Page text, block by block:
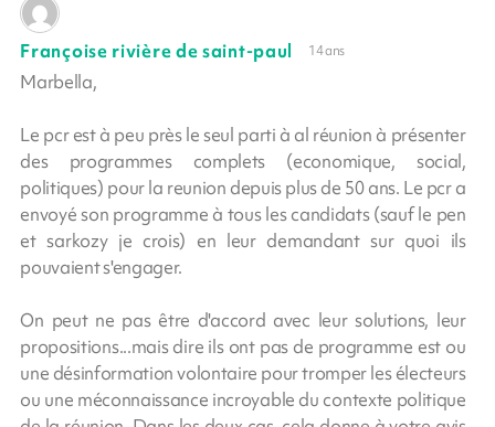
Françoise rivière de saint-paul 14 ans
Marbella,
Le pcr est à peu près le seul parti à al réunion à présenter
des programmes complets (economique, social,
politiques) pour la reunion depuis plus de 50 ans. Le pcr a
envoyé son programme à tous les candidats (sauf le pen
et sarkozy je crois) en leur demandant sur quoi ils
pouvaient s'engager.
On peut ne pas être d'accord avec leur solutions, leur
propositions...mais dire ils ont pas de programme est ou
une désinformation volontaire pour tromper les électeurs
ou une méconnaissance incroyable du contexte politique